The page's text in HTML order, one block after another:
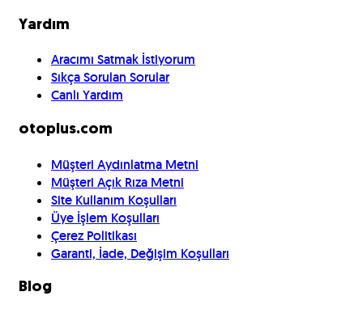
Yardım
Aracımı Satmak İstiyorum
Sıkça Sorulan Sorular
Canlı Yardım
otoplus.com
Müşteri Aydınlatma Metni
Müşteri Açık Rıza Metni
Site Kullanım Koşulları
Üye İşlem Koşulları
Çerez Politikası
Garanti, İade, Değişim Koşulları
Blog